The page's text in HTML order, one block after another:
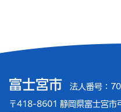
富士宮市 法人番号：
〒418-8601 静岡県富士宮市